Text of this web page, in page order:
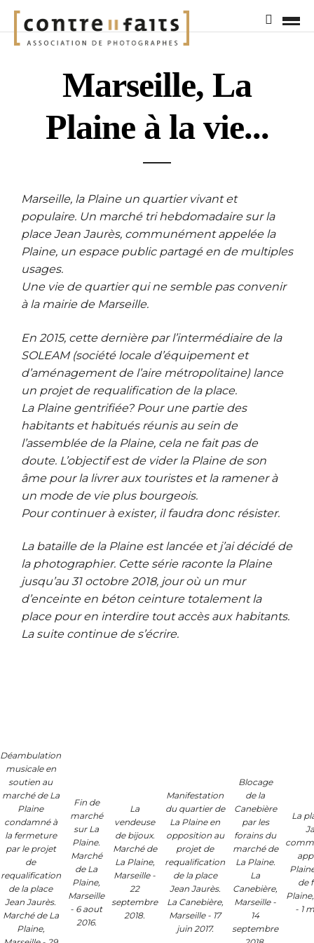
Marseille, La
Plaine à la vie...
Marseille, la Plaine un quartier vivant et
populaire. Un marché tri hebdomadaire sur la
place Jean Jaurès, communément appelée la
Plaine, un espace public partagé en de multiples
usages.
Une vie de quartier qui ne semble pas convenir
à la mairie de Marseille.
En 2015, cette dernière par l’intermédiaire de la
SOLEAM (société locale d’équipement et
d’aménagement de l’aire métropolitaine) lance
un projet de requalification de la place.
La Plaine gentrifiée? Pour une partie des
habitants et habitués réunis au sein de
l’assemblée de la Plaine, cela ne fait pas de
doute. L’objectif est de vider la Plaine de son
âme pour la livrer aux touristes et la ramener à
un mode de vie plus bourgeois.
Pour continuer à exister, il faudra donc résister.
La bataille de la Plaine est lancée et j’ai décidé de
la photographier. Cette série raconte la Plaine
jusqu’au 31 octobre 2018, jour où un mur
d’enceinte en béton ceinture totalement la
place pour en interdire tout accès aux habitants.
La suite continue de s’écrire.
Déambulation
musicale en
soutien au
marché de La
Plaine
condamné à
la fermeture
par le projet
de
requalification
de la place
Jean Jaurès.
Marché de La
Plaine,
Fin de
marché
sur La
Plaine.
Marché
de La
Plaine,
Marseille
- 6 aout
2016.
La
vendeuse
de bijoux.
Marché de
La Plaine,
Marseille -
22
septembre
2018.
Manifestation
du quartier de
La Plaine en
opposition au
projet de
requalification
de la place
Jean Jaurès.
La Canebière,
Marseille - 17
juin 2017.
Blocage
de la
Canebière
par les
forains du
marché de
La Plaine.
La
Canebière,
Marseille -
14
septembre
La
de
- 1